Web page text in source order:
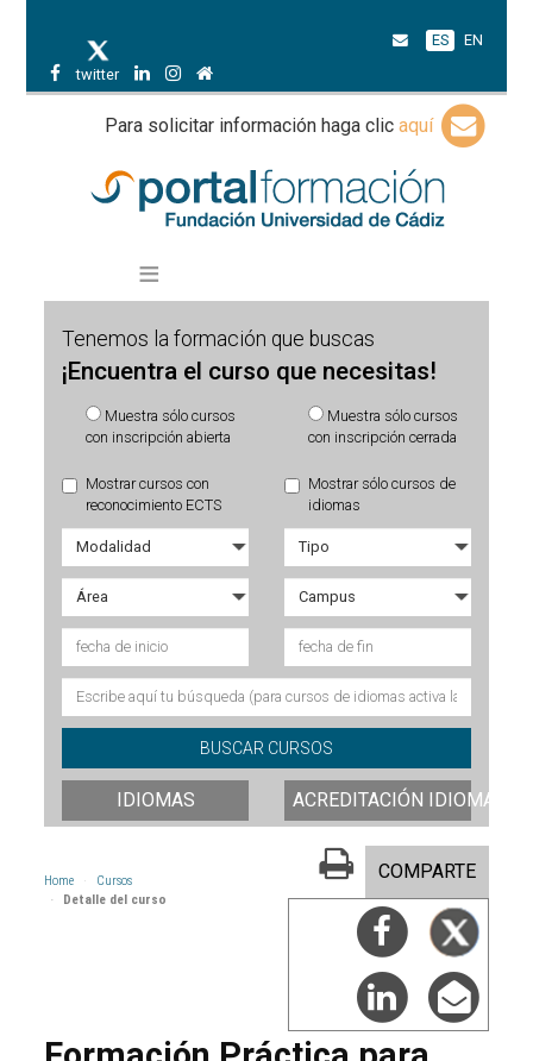
twitter
ES EN
Para solicitar información haga clic aquí
Tenemos la formación que buscas
¡Encuentra el curso que necesitas!
Muestra sólo cursos
con inscripción abierta
Muestra sólo cursos
con inscripción cerrada
Mostrar cursos con
reconocimiento ECTS
Mostrar sólo cursos de
idiomas
IDIOMAS ACREDITACIÓN IDIOMAS
Home
Cursos
Detalle del curso
COMPARTE